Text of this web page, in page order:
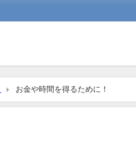
お金や時間を得るために！